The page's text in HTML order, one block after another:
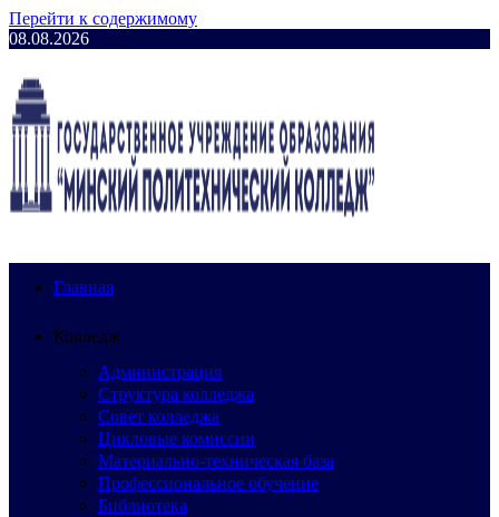
Перейти к содержимому
08.08.2026
Главная
Колледж
Администрация
Структура колледжа
Совет колледжа
Цикловые комиссии
Материально-техническая база
Профессиональное обучение
Библиотека